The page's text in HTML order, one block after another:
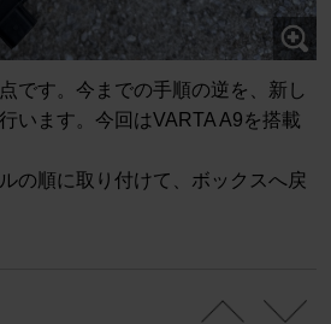
です。今までの手順の逆を、新し
います。今回はVARTA A9を搭載
の順に取り付けて、ボックスへ戻